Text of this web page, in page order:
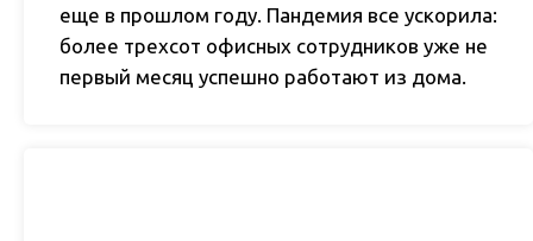
еще в прошлом году. Пандемия все ускорила:
более трехсот офисных сотрудников уже не
первый месяц успешно работают из дома.